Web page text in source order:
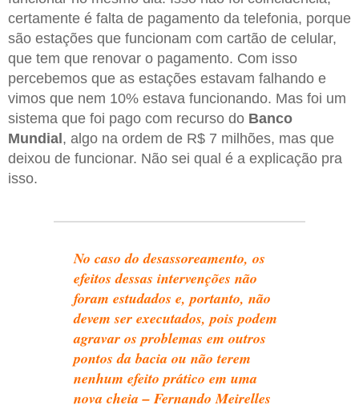
certamente é falta de pagamento da telefonia, porque
são estações que funcionam com cartão de celular,
que tem que renovar o pagamento. Com isso
percebemos que as estações estavam falhando e
vimos que nem 10% estava funcionando. Mas foi um
sistema que foi pago com recurso do Banco
Mundial , algo na ordem de R$ 7 milhões, mas que
deixou de funcionar. Não sei qual é a explicação pra
isso.
No caso do desassoreamento, os
efeitos dessas intervenções não
foram estudados e, portanto, não
devem ser executados, pois podem
agravar os problemas em outros
pontos da bacia ou não terem
nenhum efeito prático em uma
nova cheia – Fernando Meirelles